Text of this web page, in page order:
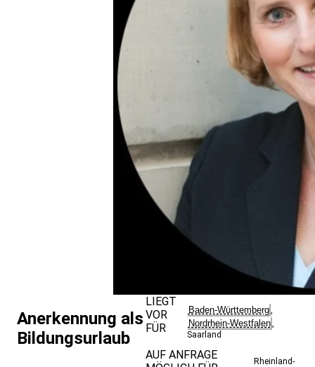
Anerkennung als
Bildungsurlaub
LIEGT
VOR
FÜR
Baden-Württemberg,
Nordrhein-Westfalen,
Saarland
AUF ANFRAGE
Rheinland-